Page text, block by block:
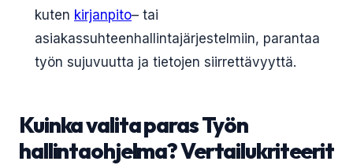
kuten kirjanpito– tai
asiakassuhteenhallintajärjestelmiin, parantaa
työn sujuvuutta ja tietojen siirrettävyyttä.
Kuinka valita paras Työn
hallintaohjelma? Vertailukriteerit